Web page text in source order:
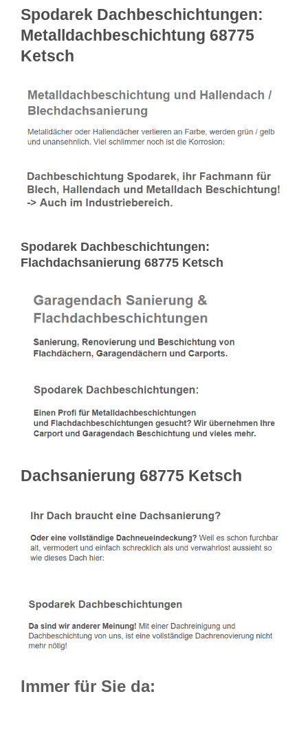
Spodarek Dachbeschichtungen:
Metalldachbeschichtung 68775
Ketsch
Spodarek Dachbeschichtungen:
Flachdachsanierung 68775 Ketsch
Dachsanierung 68775 Ketsch
Immer für Sie da: